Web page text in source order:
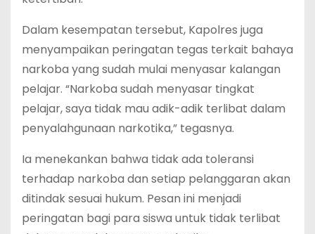
Dalam kesempatan tersebut, Kapolres juga
menyampaikan peringatan tegas terkait bahaya
narkoba yang sudah mulai menyasar kalangan
pelajar. “Narkoba sudah menyasar tingkat
pelajar, saya tidak mau adik-adik terlibat dalam
penyalahgunaan narkotika,” tegasnya.
Ia menekankan bahwa tidak ada toleransi
terhadap narkoba dan setiap pelanggaran akan
ditindak sesuai hukum. Pesan ini menjadi
peringatan bagi para siswa untuk tidak terlibat